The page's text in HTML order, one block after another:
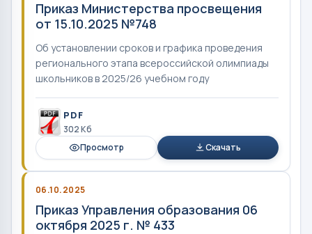
Приказ Министерства просвещения
от 15.10.2025 №748
Об установлении сроков и графика проведения
регионального этапа всероссийской олимпиады
школьников в 2025/26 учебном году
PDF
302 Кб
Просмотр
Скачать
06.10.2025
Приказ Управления образования 06
октября 2025 г. № 433